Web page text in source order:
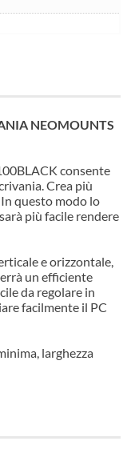
NEOMOUNTS
consente
Crea più
questo modo lo
più facile rendere
e orizzontale,
un efficiente
da regolare in
facilmente il PC
larghezza